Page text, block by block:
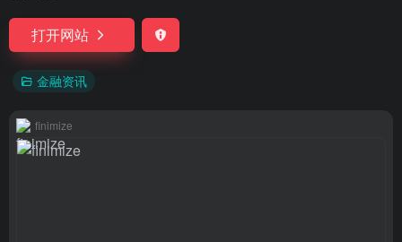
打开网站
金融资讯
finimize